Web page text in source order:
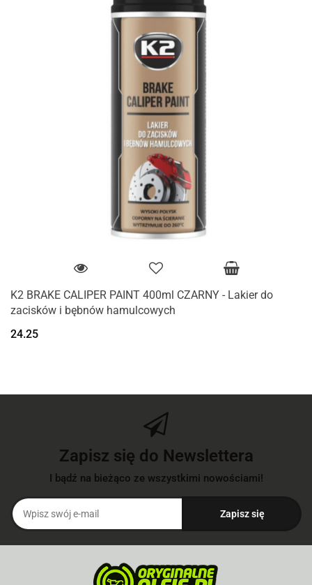
K2 BRAKE CALIPER PAINT 400ml CZARNY - Lakier do
zacisków i bębnów hamulcowych
24.25
Zapisz się do Newslettera
I bądź na bieżąco ze wszystkimi nowościami!